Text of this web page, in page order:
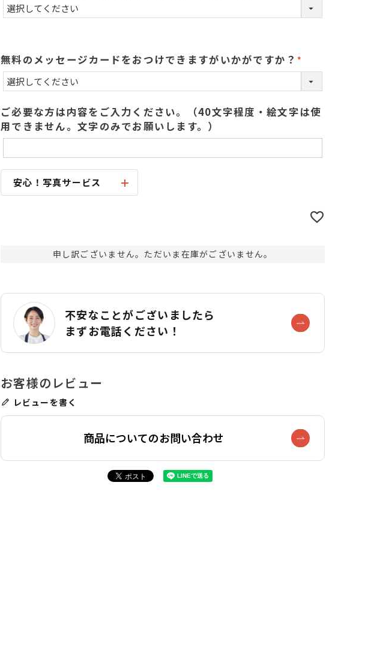
)
無料のメッセージカードをおつけできますがいかがですか？
(
)
ご必要な方は内容をご入力ください。（40文字程度・絵文字は使
用できません。文字のみでお願いします。）
安心！写真サービス
申し訳ございません。ただいま在庫がございません。
不安なことがございましたら
まずお電話ください！
レビューを書く
商品についてのお問い合わせ